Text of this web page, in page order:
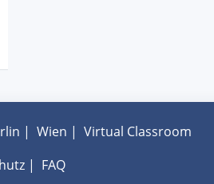
| Wien | Virtual Classroom
| FAQ